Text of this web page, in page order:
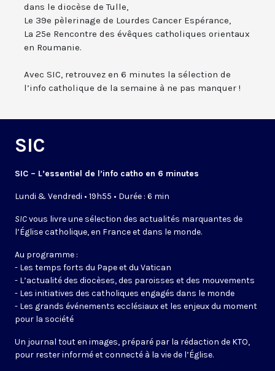
dans le diocèse de Tulle,
Le 39e pèlerinage de Lourdes Cancer Espérance,
La 25e Rencontre des évêques catholiques orientaux
en Roumanie.
Avec SIC, retrouvez en 6 minutes la sélection de
l’info catholique de la semaine à ne pas manquer !
SIC
SIC – L’essentiel de l’info catho en 6 minutes
Lundi & Vendredi • 19h55 • Durée : 6 min
SICvous livre une sélection des actualités marquantes de
l’Église catholique, en France et dans le monde.
Au programme :
- Les temps forts du Pape et du Vatican
- L’actualité des diocèses, des paroisses et des mouvements
- Les initiatives des catholiques engagés dans le monde
- Les grands événements ecclésiaux et les enjeux du moment
pour la société
Un journal tout en images, préparé par la rédaction de KTO,
pour rester informé et connecté à la vie de l’Église.